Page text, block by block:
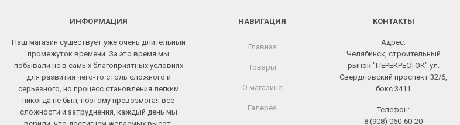
ИНФОРМАЦИЯ
Наш магазин существует уже очень длительный
промежуток времени. За это время мы
побывали не в самых благоприятных условиях
для развития чего-то столь сложного и
серьезного, но процесс становления легким
никогда не был, поэтому превозмогая все
сложности и затруднения, каждый день мы
НАВИГАЦИЯ
Главная
Товары
О магазине
Галерея
КОНТАКТЫ
Адрес:
Челябинск, строительный
рынок "ПЕРЕКРЕСТОК" ул.
Свердловский проспект 32/6,
бокс 3411
Телефон:
8 (908) 060-60-20